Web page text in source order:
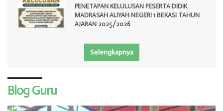
PENETAPAN KELULUSAN PESERTA DIDIK
MADRASAH ALIYAH NEGERI 1 BEKASI TAHUN
AJARAN 2025/2026
Selengkapnya
Blog Guru